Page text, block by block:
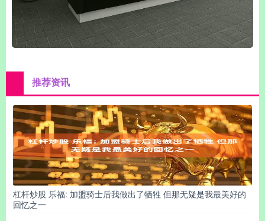
推荐资讯
杠杆炒股 乐福: 加盟骑士后我做出了牺牲 但那无疑是我最美好的
回忆之一